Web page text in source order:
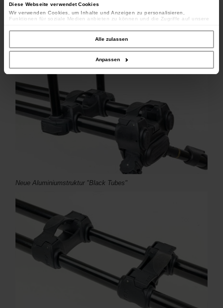
Diese Webseite verwendet Cookies
Wir verwenden Cookies, um Inhalte und Anzeigen zu personalisieren,
Funktionen für soziale Medien anbieten zu können und die Zugriffe auf unsere
unserer Website an unsere Partner für soziale Medien, Werbung und Analysen
weiter. Unsere Partner führen diese Informationen möglicherweise mit weiteren
Daten zusammen, die Sie ihnen bereitgestellt haben oder die sie im Rahmen
Ihrer Nutzung der Dienste gesammelt haben.
Alle zulassen
Anpassen
Neue Aluminiumstruktur "Black Tubes"